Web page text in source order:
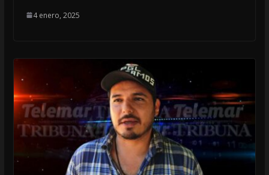
4 enero, 2025